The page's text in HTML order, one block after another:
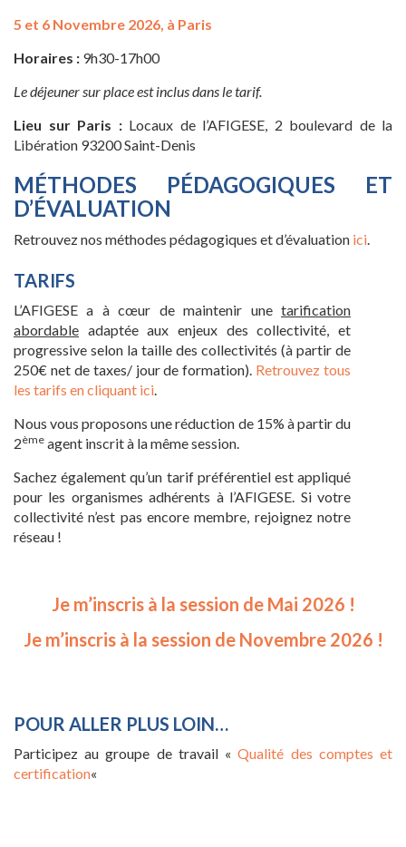
5 et 6 Novembre 2026, à Paris
Horaires : 9h30-17h00
Le déjeuner sur place est inclus dans le tarif.
Lieu sur Paris : Locaux de l’AFIGESE, 2 boulevard de la
Libération 93200 Saint-Denis
MÉTHODES PÉDAGOGIQUES ET
D’ÉVALUATION
Retrouvez nos méthodes pédagogiques et d’évaluation ici.
TARIFS
L’AFIGESE a à cœur de maintenir une tarification
abordable adaptée aux enjeux des collectivité, et
progressive selon la taille des collectivités (à partir de
250€ net de taxes/ jour de formation). Retrouvez tous
les tarifs en cliquant ici.
Nous vous proposons une réduction de 15% à partir du
2ème agent inscrit à la même session.
Sachez également qu’un tarif préférentiel est appliqué
pour les organismes adhérents à l’AFIGESE. Si votre
collectivité n’est pas encore membre, rejoignez notre
réseau !
Je m’inscris à la session de Mai 2026 !
Je m’inscris à la session de Novembre 2026 !
POUR ALLER PLUS LOIN…
Participez au groupe de travail «Qualité des comptes et
certification«